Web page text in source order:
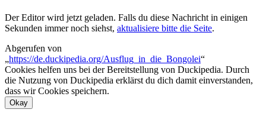
Der Editor wird jetzt geladen. Falls du diese Nachricht in einigen
Sekunden immer noch siehst, aktualisiere bitte die Seite.
Abgerufen von
„https://de.duckipedia.org/Ausflug_in_die_Bongolei“
Cookies helfen uns bei der Bereitstellung von Duckipedia. Durch
die Nutzung von Duckipedia erklärst du dich damit einverstanden,
dass wir Cookies speichern.
Okay